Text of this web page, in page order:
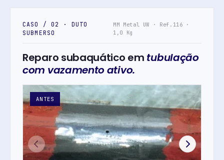
CASO / 02 · DUTO
SUBMERSO
MM Metal UW · Ref.116 ·
1,0 Kg
Reparo subaquático em tubulação
com vazamento ativo.
ANTES